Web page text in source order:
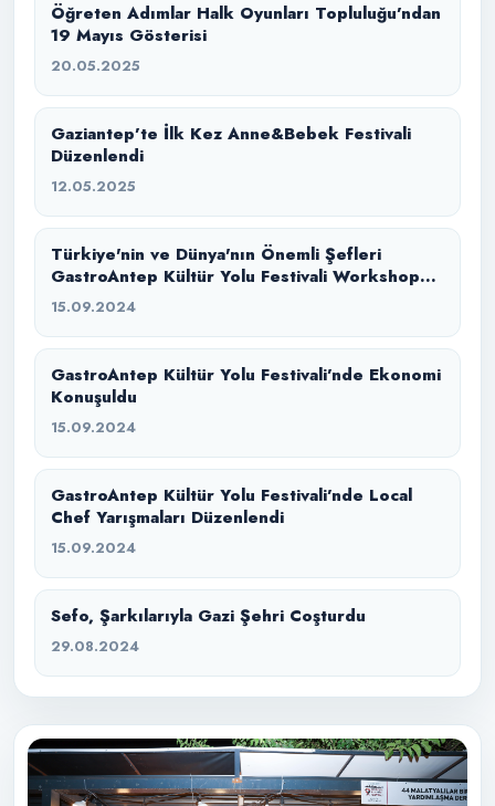
Öğreten Adımlar Halk Oyunları Topluluğu’ndan
19 Mayıs Gösterisi
20.05.2025
Gaziantep’te İlk Kez Anne&Bebek Festivali
Düzenlendi
12.05.2025
Türkiye'nin ve Dünya'nın Önemli Şefleri
GastroAntep Kültür Yolu Festivali Workshop
Mutfağında Bir Araya Geldi
15.09.2024
GastroAntep Kültür Yolu Festivali’nde Ekonomi
Konuşuldu
15.09.2024
GastroAntep Kültür Yolu Festivali’nde Local
Chef Yarışmaları Düzenlendi
15.09.2024
Sefo, Şarkılarıyla Gazi Şehri Coşturdu
29.08.2024